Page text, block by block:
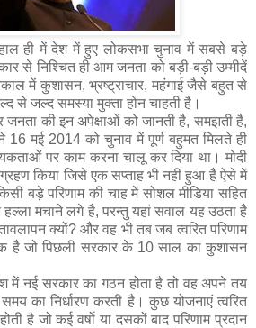
में हुए लोकसभा चुनाव में सबसे बड़े
से निश्चित ही आम जनता को बड़ी-बड़ी उम्मीदें
में कुशासन, भ्रष्ट्राचार, महंगाई जैसे बहुत से
से जल्द समस्या मुक्ता होन चाहती है।
इन अपेक्षाओं को जानती है, समझती है,
16 मई 2014 को चुनाव में पूर्ण बहुमत मिलते ही
पर काम करना चालू कर दिया था। मोदी
किया जिसे एक सप्ताह भी नहीं हुआ है ऐसे में
बड़े परिणाम की चाह में सोशल मीडिया सहित
हल्ला मचाने लगे है, परन्तु यहां सवाल यह उठता है
क्यों? और वह भी तब जब त्वरित परिणाम
है जो पिछली सरकार के 10 साल का कुशासन
का गठन होता है तो वह अपने तय
का निर्धारण करती है। कुछ योजनाएं त्वरित
है जो कई वर्षो या दसकों बाद परिणाम प्रदान